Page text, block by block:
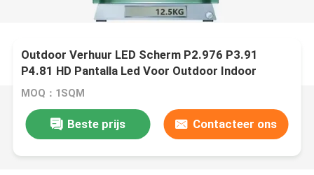
Outdoor Verhuur LED Scherm P2.976 P3.91
P4.81 HD Pantalla Led Voor Outdoor Indoor
Concert Evenement Reclame Verhuur Scherm
MOQ：1SQM
Beste prijs Contacteer ons